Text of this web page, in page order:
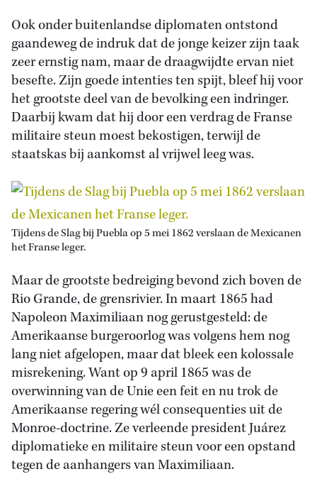
Ook onder buitenlandse diplomaten ontstond
gaandeweg de indruk dat de jonge keizer zijn taak
zeer ernstig nam, maar de draagwijdte ervan niet
besefte. Zijn goede intenties ten spijt, bleef hij voor
het grootste deel van de bevolking een indringer.
Daarbij kwam dat hij door een verdrag de Franse
militaire steun moest bekostigen, terwijl de
staatskas bij aankomst al vrijwel leeg was.
Tijdens de Slag bij Puebla op 5 mei 1862 verslaan de Mexicanen
het Franse leger.
Maar de grootste bedreiging bevond zich boven de
Rio Grande, de grensrivier. In maart 1865 had
Napoleon Maximiliaan nog gerustgesteld: de
Amerikaanse burgeroorlog was volgens hem nog
lang niet afgelopen, maar dat bleek een kolossale
misrekening. Want op 9 april 1865 was de
overwinning van de Unie een feit en nu trok de
Amerikaanse regering wél consequenties uit de
Monroe-doctrine. Ze verleende president Juárez
diplomatieke en militaire steun voor een opstand
tegen de aanhangers van Maximiliaan.